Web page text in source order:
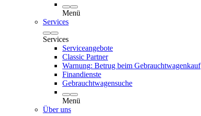
Menü
Services
Services
Serviceangebote
Classic Partner
Warnung: Betrug beim Gebrauchtwagenkauf
Finandienste
Gebrauchtwagensuche
Menü
Über uns